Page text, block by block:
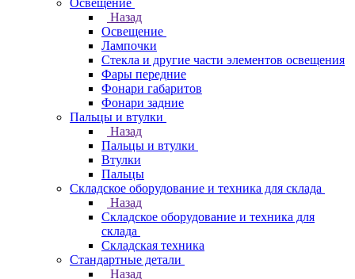
Освещение
Назад
Освещение
Лампочки
Стекла и другие части элементов освещения
Фары передние
Фонари габаритов
Фонари задние
Пальцы и втулки
Назад
Пальцы и втулки
Втулки
Пальцы
Складское оборудование и техника для склада
Назад
Складское оборудование и техника для
склада
Складская техника
Стандартные детали
Назад